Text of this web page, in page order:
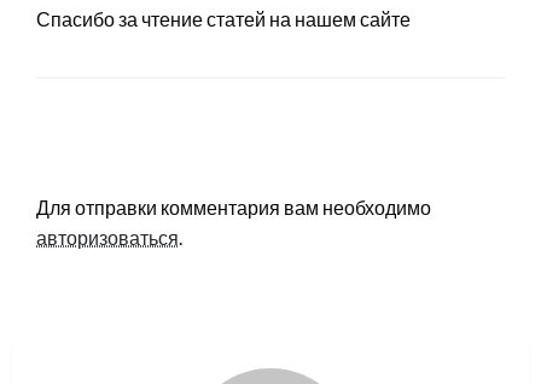
Спасибо за чтение статей на нашем сайте
Для отправки комментария вам необходимо
авторизоваться.